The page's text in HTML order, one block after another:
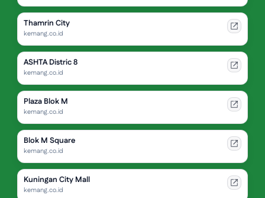
Thamrin City
kemang.co.id
ASHTA Distric 8
kemang.co.id
Plaza Blok M
kemang.co.id
Blok M Square
kemang.co.id
Kuningan City Mall
kemang.co.id